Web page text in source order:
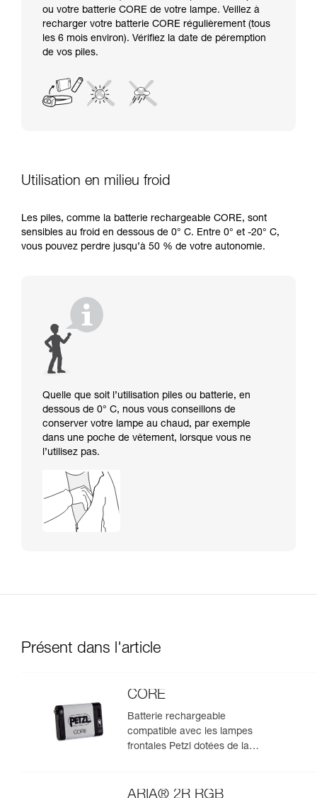
ou votre batterie CORE de votre lampe. Veillez à
recharger votre batterie CORE régulièrement (tous
les 6 mois environ). Vérifiez la date de péremption
de vos piles.
Utilisation en milieu froid
Les piles, comme la batterie rechargeable CORE, sont
sensibles au froid en dessous de 0° C. Entre 0° et -20° C,
vous pouvez perdre jusqu’à 50 % de votre autonomie.
Quelle que soit l’utilisation piles ou batterie, en
dessous de 0° C, nous vous conseillons de
conserver votre lampe au chaud, par exemple
dans une poche de vêtement, lorsque vous ne
l’utilisez pas.
Présent dans l'article
CORE
Batterie rechargeable
compatible avec les lampes
frontales Petzl dotées de la